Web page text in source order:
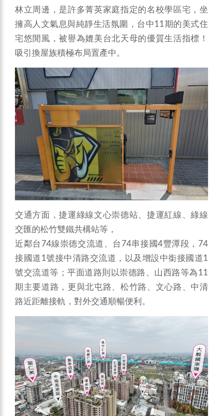
林立周邊，是許多菁英家庭指定的名校學區宅，坐
擁高人文氣息與純靜生活氛圍，台中11期的美式住
宅悠閒風，被譽為媲美台北天母的優質生活指標！
吸引換屋族積極布局置產中。
交通方面，捷運綠線文心崇德站、捷運紅線、綠線
交匯的松竹雙鐵共構站等，
近鄰台74線崇德交流道、台74串接國4豐潭段，74
接國道1號接中清路交流道，以及增設中銜接國道1
號交流道等；平面道路則以崇德路、山西路等為11
期主要道路，更與北屯路、松竹路、文心路、中清
路近距離接軌，對外交通順暢便利。